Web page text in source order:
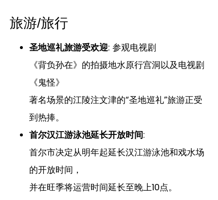
旅游/旅行
圣地巡礼旅游受欢迎: 参观电视剧
《背负孙在》的拍摄地水原行宫洞以及电视剧
《鬼怪》
著名场景的江陵注文津的“圣地巡礼”旅游正受
到热捧。
首尔汉江游泳池延长开放时间 :
首尔市决定从明年起延长汉江游泳池和戏水场
的开放时间，
并在旺季将运营时间延长至晚上10点。